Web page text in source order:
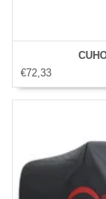
€72,33